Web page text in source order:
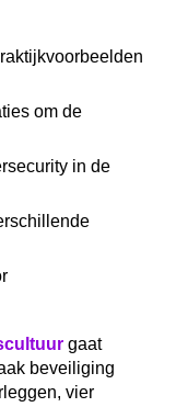
om de
in de
gaat
beveiliging
vier